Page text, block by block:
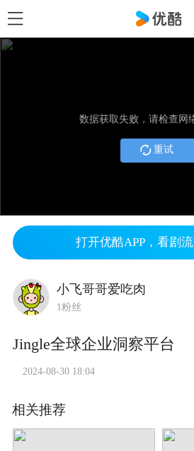
数据获取失败，请检查网
重试
打开优酷APP，看剧
小飞哥哥爱吃肉
1粉丝
Jingle全球企业洞察平台
2024-08-30 18:04
相关推荐